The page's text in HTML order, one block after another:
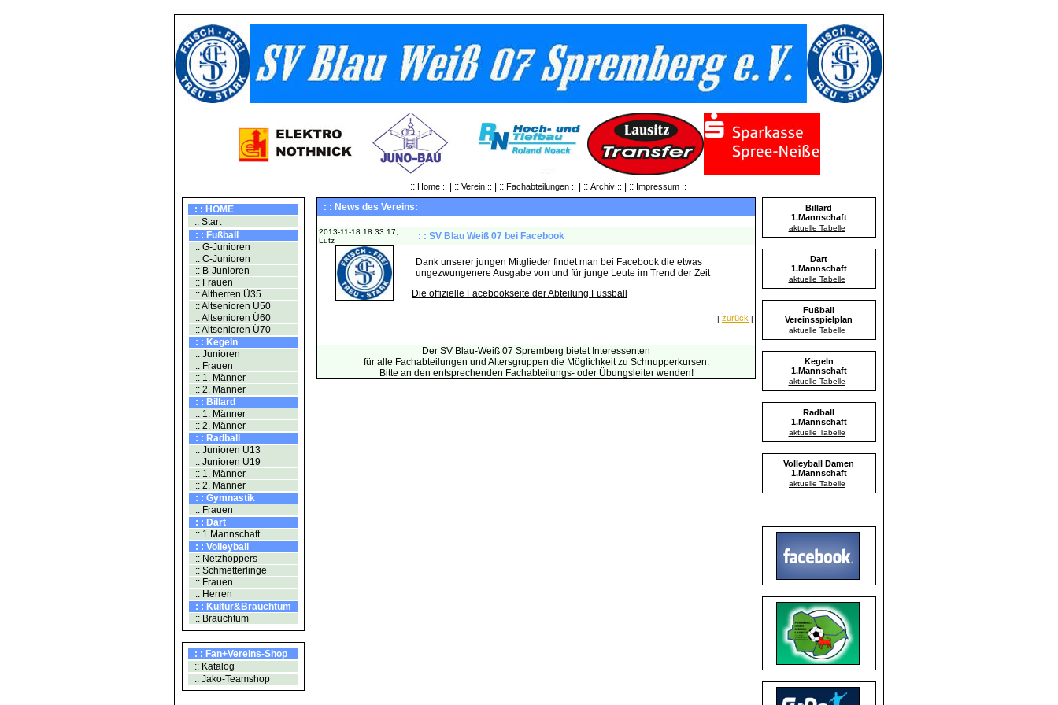
:: Home :: | :: Verein :: | :: Fachabteilungen :: | :: Archiv :: | :: Impressum ::
: : HOME
:: Start
: : Fußball
:: G-Junioren
:: C-Junioren
:: B-Junioren
:: Frauen
:: Altherren Ü35
:: Altsenioren Ü50
:: Altsenioren Ü60
:: Altsenioren Ü70
: : Kegeln
:: Junioren
:: Frauen
:: 1. Männer
:: 2. Männer
: : Billard
:: 1. Männer
:: 2. Männer
: : Radball
:: Junioren U13
:: Junioren U19
:: 1. Männer
:: 2. Männer
: : Gymnastik
:: Frauen
: : Dart
:: 1.Mannschaft
: : Volleyball
:: Netzhoppers
:: Schmetterlinge
:: Frauen
:: Herren
: : Kultur&Brauchtum
:: Brauchtum
: : Fan+Vereins-Shop
:: Katalog
:: Jako-Teamshop
: : News des Vereins:
2013-11-18 18:33:17,
Lutz
: : SV Blau Weiß 07 bei Facebook
Dank unserer jungen Mitglieder findet man bei Facebook die etwas
ungezwungenere Ausgabe von und für junge Leute im Trend der Zeit
Die offizielle Facebookseite der Abteilung Fussball
| zurück |
Der SV Blau-Weiß 07 Spremberg bietet Interessenten
für alle Fachabteilungen und Altersgruppen die Möglichkeit zu Schnupperkursen.
Bitte an den entsprechenden Fachabteilungs- oder Übungsleiter wenden!
Billard
1.Mannschaft
aktuelle Tabelle
Dart
1.Mannschaft
aktuelle Tabelle
Fußball
Vereinsspielplan
aktuelle Tabelle
Kegeln
1.Mannschaft
aktuelle Tabelle
Radball
1.Mannschaft
aktuelle Tabelle
Volleyball Damen
1.Mannschaft
aktuelle Tabelle